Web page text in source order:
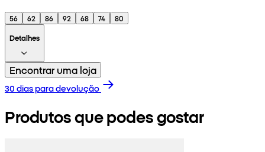
56 62 86 92 68 74
80
Detalhes
Encontrar uma loja
30 dias para devolução
Produtos que podes gostar